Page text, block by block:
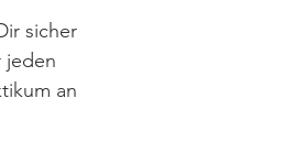
sicher
jeden
an